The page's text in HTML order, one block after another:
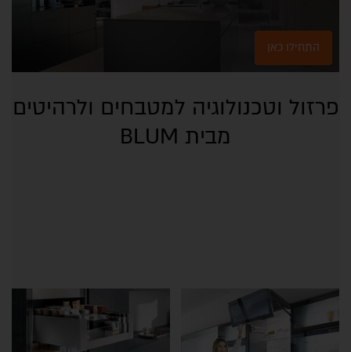
התחילו כאן
פרזול וטכנולוגיה למטבחים ולרהיטים
מבית BLUM